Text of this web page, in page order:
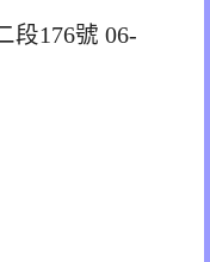
段176號 06-